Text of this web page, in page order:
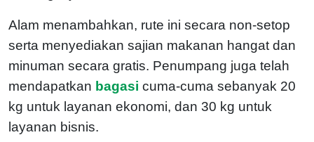
Alam menambahkan, rute ini secara non-setop
serta menyediakan sajian makanan hangat dan
minuman secara gratis. Penumpang juga telah
mendapatkan bagasi cuma-cuma sebanyak 20
kg untuk layanan ekonomi, dan 30 kg untuk
layanan bisnis.